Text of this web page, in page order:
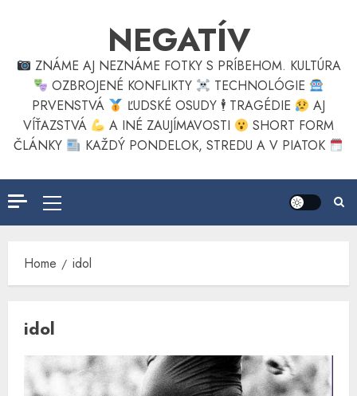
NEGATÍV
ZNÁME AJ NEZNÁME FOTKY S PRÍBEHOM. KULTÚRA
OZBROJENÉ KONFLIKTY
TECHNOLÓGIE
PRVENSTVÁ
ĽUDSKÉ OSUDY 🕴TRAGÉDIE
AJ
VÍŤAZSTVÁ
A INÉ ZAUJÍMAVOSTI
SHORT FORM
ČLÁNKY
KAŽDÝ PONDELOK, STREDU A V PIATOK
Primary
Menu
Home idol
idol